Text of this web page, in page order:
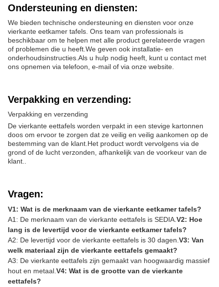
Ondersteuning en diensten:
We bieden technische ondersteuning en diensten voor onze
vierkante eetkamer tafels. Ons team van professionals is
beschikbaar om te helpen met alle product gerelateerde vragen
of problemen die u heeft.We geven ook installatie- en
onderhoudsinstructies.Als u hulp nodig heeft, kunt u contact met
ons opnemen via telefoon, e-mail of via onze website.
Verpakking en verzending:
Verpakking en verzending
De vierkante eettafels worden verpakt in een stevige kartonnen
doos om ervoor te zorgen dat ze veilig en veilig aankomen op de
bestemming van de klant.Het product wordt vervolgens via de
grond of de lucht verzonden, afhankelijk van de voorkeur van de
klant..
Vragen:
V1: Wat is de merknaam van de vierkante eetkamer tafels?
A1: De merknaam van de vierkante eettafels is SEDIA. V2: Hoe
lang is de levertijd voor de vierkante eetkamer tafels?
A2: De levertijd voor de vierkante eettafels is 30 dagen. V3: Van
welk materiaal zijn de vierkante eettafels gemaakt?
A3: De vierkante eettafels zijn gemaakt van hoogwaardig massief
hout en metaal. V4: Wat is de grootte van de vierkante
eettafels?